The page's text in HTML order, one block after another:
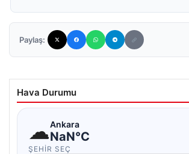
Paylaş:
Hava Durumu
☁Ankara
NaN°C
ŞEHIR SEÇ